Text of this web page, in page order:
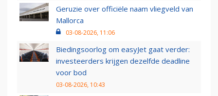
Geruzie over officiële naam vliegveld van
Mallorca
03-08-2026, 11:06
Biedingsoorlog om easyJet gaat verder:
investeerders krijgen dezelfde deadline
voor bod
03-08-2026, 10:43